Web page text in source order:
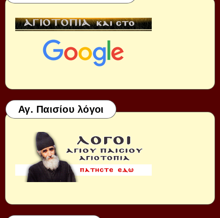
Αγ. Παισίου λόγοι